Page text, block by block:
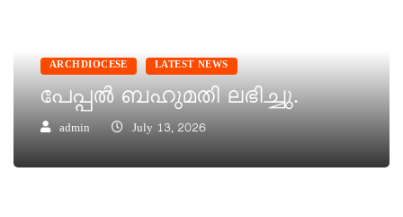
ARCHDIOCESE LATEST NEWS
പേപ്പൽ ബഹുമതി ലഭിച്ചു.
admin July 13, 2026